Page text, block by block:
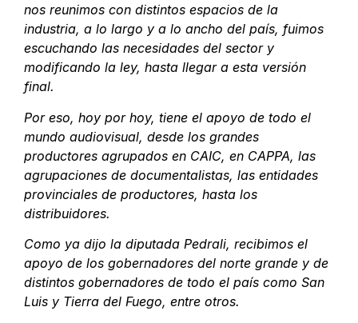
nos reunimos con distintos espacios de la
industria, a lo largo y a lo ancho del país, fuimos
escuchando las necesidades del sector y
modificando la ley, hasta llegar a esta versión
final.
Por eso, hoy por hoy, tiene el apoyo de todo el
mundo audiovisual, desde los grandes
productores agrupados en CAIC, en CAPPA, las
agrupaciones de documentalistas, las entidades
provinciales de productores, hasta los
distribuidores.
Como ya dijo la diputada Pedrali, recibimos el
apoyo de los gobernadores del norte grande y de
distintos gobernadores de todo el país como San
Luis y Tierra del Fuego, entre otros.